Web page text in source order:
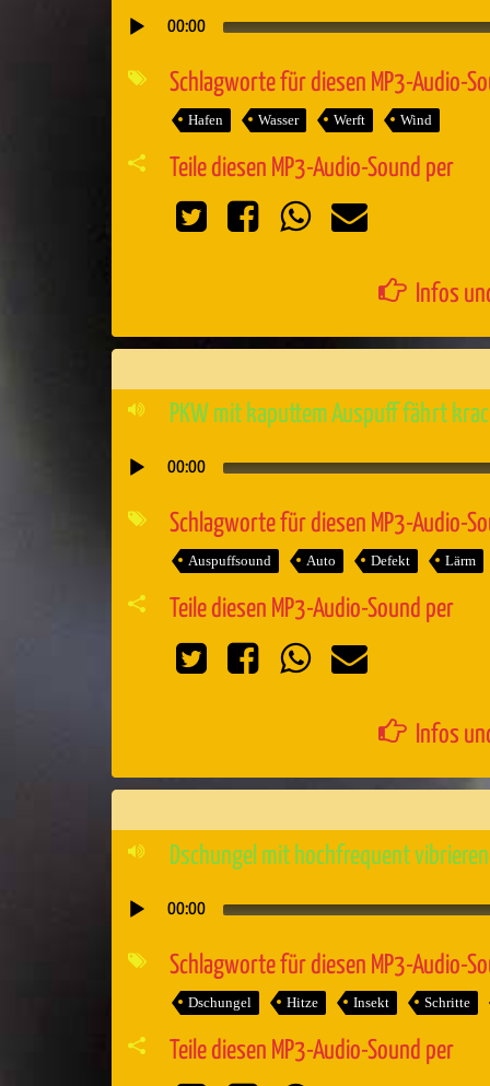
Audio-
Player
00:00
Schlagworte für diesen MP3-Audio-
Hafen Wasser Werft Wind
Teile diesen MP3-Audio-Sound per
Infos
PKW mit kaputtem Auspuff fährt
Audio-
Player
00:00
Schlagworte für diesen MP3-Audio-
Auspuffsound Auto Defekt Lärm
Teile diesen MP3-Audio-Sound per
Infos
Dschungel mit hochfrequent
Audio-
Player
00:00
Schlagworte für diesen MP3-Audio-
Dschungel Hitze Insekt Schritte
Teile diesen MP3-Audio-Sound per